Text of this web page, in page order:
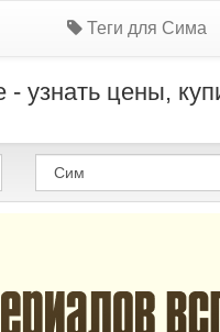
Теги для Сима
узнать цены,